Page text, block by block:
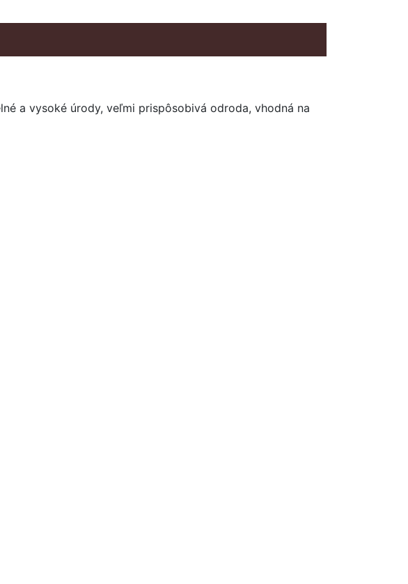
a vysoké úrody, veľmi prispôsobivá odroda, vhodná na